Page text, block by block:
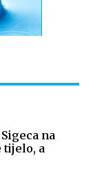
na
tijelo, a